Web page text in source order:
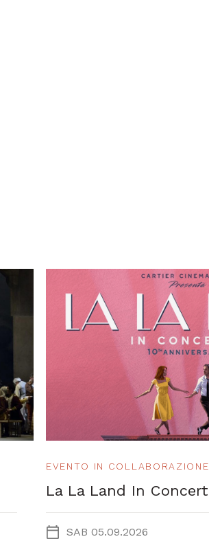
EVENTO IN COLLABORAZIONE
La La Land In Concert
SAB 05.09.2026